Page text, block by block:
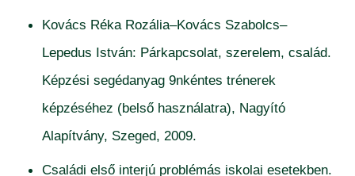
Kovács Réka Rozália–Kovács Szabolcs–
Lepedus István: Párkapcsolat, szerelem, család.
Képzési segédanyag 9nkéntes trénerek
képzéséhez (belső használatra), Nagyító
Alapítvány, Szeged, 2009.
Családi első interjú problémás iskolai esetekben.